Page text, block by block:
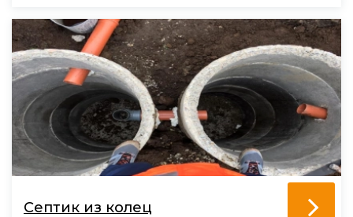
Септик из колец